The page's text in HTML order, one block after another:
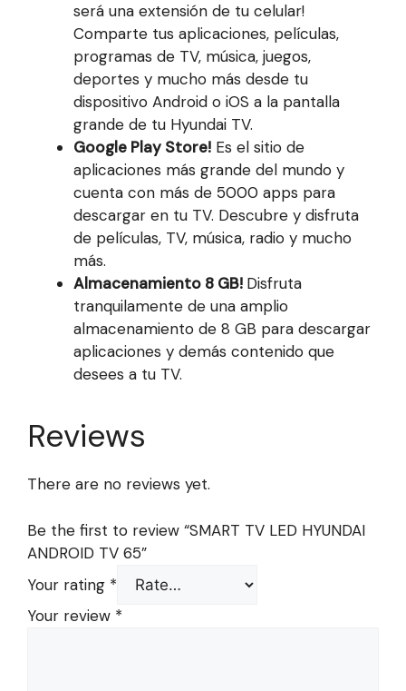
será una extensión de tu celular!
Comparte tus aplicaciones, películas,
programas de TV, música, juegos,
deportes y mucho más desde tu
dispositivo Android o iOS a la pantalla
grande de tu Hyundai TV.
Google Play Store! Es el sitio de
aplicaciones más grande del mundo y
cuenta con más de 5000 apps para
descargar en tu TV. Descubre y disfruta
de películas, TV, música, radio y mucho
más.
Almacenamiento 8 GB! Disfruta
tranquilamente de una amplio
almacenamiento de 8 GB para descargar
aplicaciones y demás contenido que
desees a tu TV.
Reviews
There are no reviews yet.
Be the first to review “SMART TV LED HYUNDAI
ANDROID TV 65”
Your rating *
Your review *